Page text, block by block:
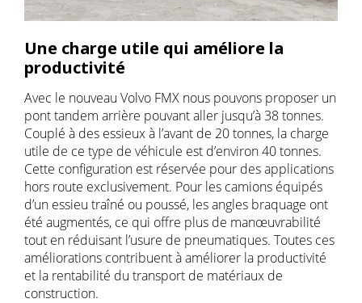
Une charge utile qui améliore la
productivité
Avec le nouveau Volvo FMX nous pouvons proposer un
pont tandem arrière pouvant aller jusqu’à 38 tonnes.
Couplé à des essieux à l’avant de 20 tonnes, la charge
utile de ce type de véhicule est d’environ 40 tonnes.
Cette configuration est réservée pour des applications
hors route exclusivement. Pour les camions équipés
d’un essieu traîné ou poussé, les angles braquage ont
été augmentés, ce qui offre plus de manœuvrabilité
tout en réduisant l’usure de pneumatiques. Toutes ces
améliorations contribuent à améliorer la productivité
et la rentabilité du transport de matériaux de
construction.